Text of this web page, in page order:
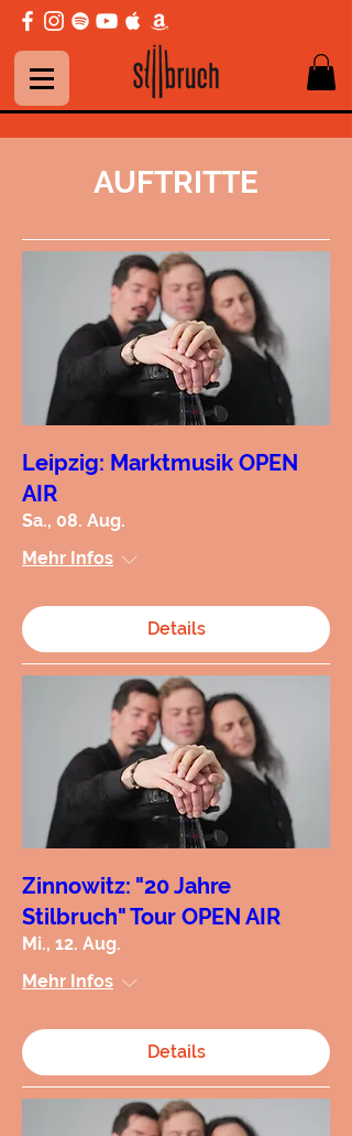
AUFTRITTE
Leipzig: Marktmusik OPEN
AIR
Sa., 08. Aug.
Mehr Infos
Details
Zinnowitz: "20 Jahre
Stilbruch" Tour OPEN AIR
Mi., 12. Aug.
Mehr Infos
Details